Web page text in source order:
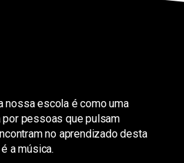
nossa escola é como uma
por pessoas que pulsam
no aprendizado desta
a música.